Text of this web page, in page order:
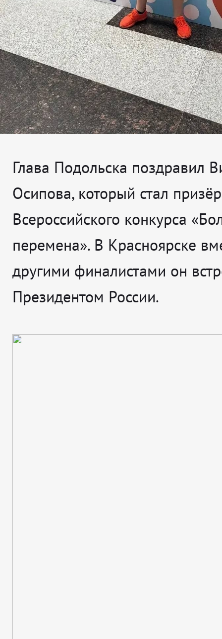
Глава Подольска поздравил
Осипова, который стал
Всероссийского конкурса
перемена». В Красноярске
другими финалистами он
Президентом России.